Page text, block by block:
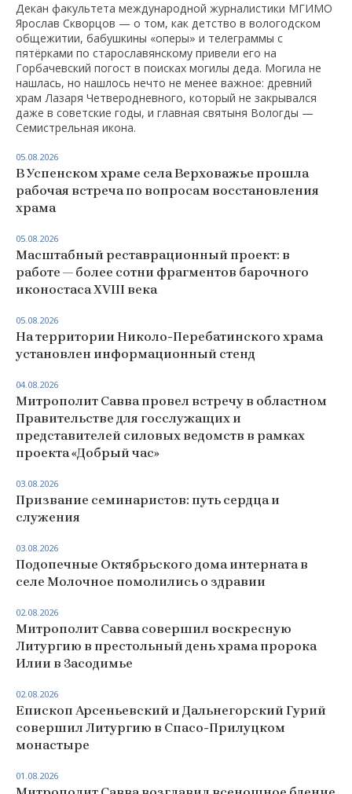
Декан факультета международной журналистики МГИМО
Ярослав Скворцов — о том, как детство в вологодском
общежитии, бабушкины «оперы» и телеграммы с
пятёрками по старославянскому привели его на
Горбачевский погост в поисках могилы деда. Могила не
нашлась, но нашлось нечто не менее важное: древний
храм Лазаря Четверодневного, который не закрывался
даже в советские годы, и главная святыня Вологды —
Семистрельная икона.
В Успенском храме села Верховажье прошла
рабочая встреча по вопросам восстановления
храма
05.08.2026
Масштабный реставрационный проект: в
работе — более сотни фрагментов барочного
иконостаса XVIII века
05.08.2026
На территории Николо-Перебатинского храма
установлен информационный стенд
05.08.2026
Митрополит Савва провел встречу в областном
Правительстве для госслужащих и
представителей силовых ведомств в рамках
проекта «Добрый час»
04.08.2026
Призвание семинаристов: путь сердца и
служения
03.08.2026
Подопечные Октябрьского дома интерната в
селе Молочное помолились о здравии
03.08.2026
Митрополит Савва совершил воскресную
Литургию в престольный день храма пророка
Илии в Засодимье
02.08.2026
Епископ Арсеньевский и Дальнегорский Гурий
совершил Литургию в Спасо-Прилуцком
монастыре
02.08.2026
01.08.2026